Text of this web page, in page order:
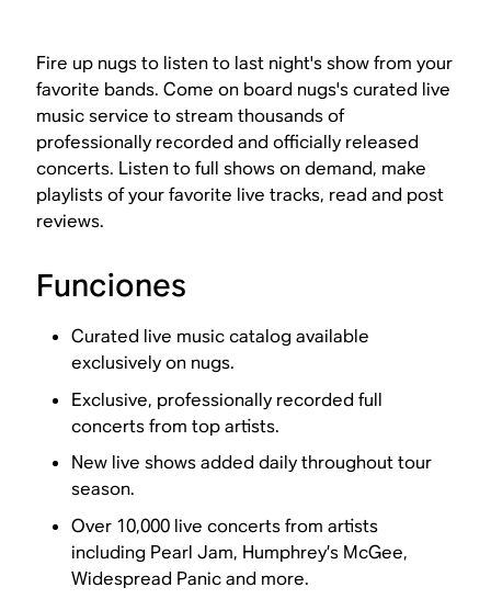
Fire up nugs to listen to last night's show from your
favorite bands. Come on board nugs's curated live
music service to stream thousands of
professionally recorded and officially released
concerts. Listen to full shows on demand, make
playlists of your favorite live tracks, read and post
reviews.
Funciones
Curated live music catalog available
exclusively on nugs.
Exclusive, professionally recorded full
concerts from top artists.
New live shows added daily throughout tour
season.
Over 10,000 live concerts from artists
including Pearl Jam, Humphrey’s McGee,
Widespread Panic and more.